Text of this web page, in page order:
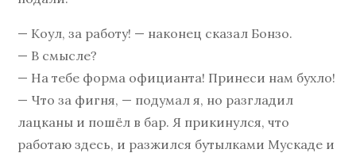
— Коул, за работу! — наконец сказал Бонзо.
— В смысле?
— На тебе форма официанта! Принеси нам бухло!
— Что за фигня, — подумал я, но разгладил
лацканы и пошёл в бар. Я прикинулся, что
работаю здесь, и разжился бутылками Мускаде и